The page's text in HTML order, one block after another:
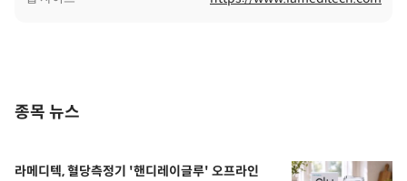
종목 뉴스
라메디텍, 혈당측정기 '핸디레이글루' 오프라인